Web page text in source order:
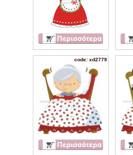
code: xd2779